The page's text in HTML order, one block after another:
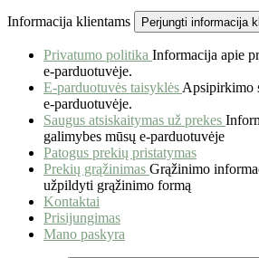
Informacija klientams Perjungti informacija
Privatumo politika Informacija apie
e-parduotuvėje.
E-parduotuvės taisyklės Apsipirkimo
e-parduotuvėje.
Saugus atsiskaitymas už prekes
galimybes mūsų e-parduotuvėje
Patogus prekių pristatymas
Prekių grąžinimas Grąžinimo
užpildyti grąžinimo formą
Kontaktai
Prisijungimas
Mano paskyra